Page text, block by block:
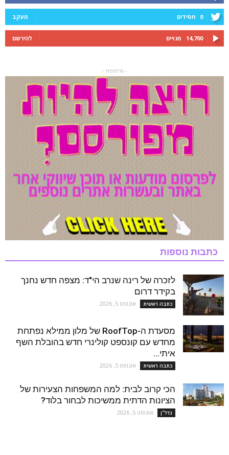
0 חסידים מעקב
14,700 מנויים להירשם
- פרסומת -
כתבות נוספות
לזכרה של רינה שנרב הי"ד: מצפה חדש נחנך
בקידר דרום
כתבה ראשית אוגוסט 5, 2026
מסעדת ה-RoofTop של מלון ממילא נפתחת
מחדש עם קונספט קולינרי חדש בהובלת השף
איתי...
כתבה ראשית אוגוסט 5, 2026
הכי קרוב לבית: למה המשפחות הצעירות של
הציונות הדתית ממשיכות לבחור בלוד?
נדל''ן אוגוסט 5, 2026